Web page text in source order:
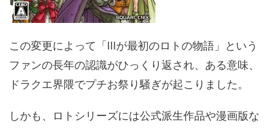
この変更によって「IIIが最初のロトの物語」という
ファンの長年の認識がひっくり返され、ある意味、
ドラクエ界隈でプチお祭り騒ぎが起こりました。
しかも、ロトシリーズには公式派生作品や漫画版な